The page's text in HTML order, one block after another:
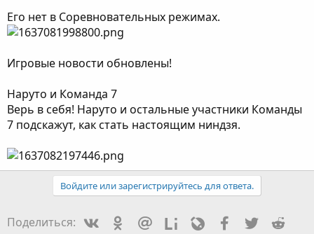
Его нет в Соревновательных режимах.
Игровые новости обновлены!
Наруто и Команда 7
Верь в себя! Наруто и остальные участники Команды
7 подскажут, как стать настоящим ниндзя.
Войдите или зарегистрируйтесь для ответа.
Поделиться: VkontakteOdnoklassniki
Mail.ruLiveinternetLivejournalFacebook
Twitter